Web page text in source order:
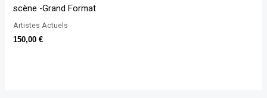
scène -Grand Format
Artistes Actuels
150,00€